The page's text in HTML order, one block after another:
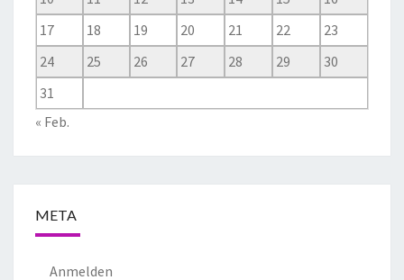
17
18 19 20 21 22
23
24
25 26 27 28 29
30
31
« Feb.
META
Anmelden